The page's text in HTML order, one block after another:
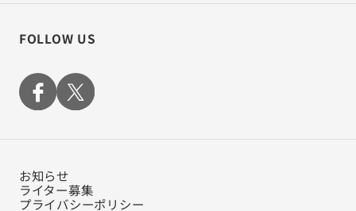
FOLLOW US
お知らせ
ライター募集
プライバシーポリシー